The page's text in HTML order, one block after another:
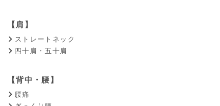
【肩】
ストレートネック
四十肩・五十肩
【背中・腰】
腰痛